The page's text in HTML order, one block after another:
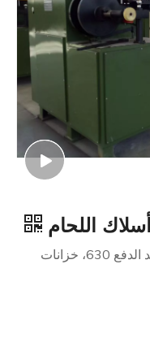
اللحام
مجموعة كاملة من المعدات: ماكينة شد الدفع 630، خزانات